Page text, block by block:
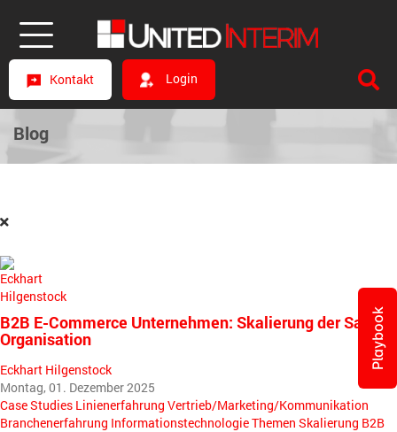
Kontakt Login
Blog
B2B E-Commerce Unternehmen: Skalierung der Sales
Organisation
Eckhart Hilgenstock
Montag, 01. Dezember 2025
Case Studies Linienerfahrung Vertrieb/Marketing/Kommunikation
Branchenerfahrung InformationstechnologieThemen Skalierung B2B
Playbook